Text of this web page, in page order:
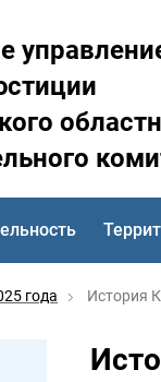
года История